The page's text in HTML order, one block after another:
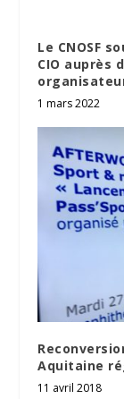
Le CNOSF
CIO auprès
1 mars 2022
Aquitaine
11 avril 2018